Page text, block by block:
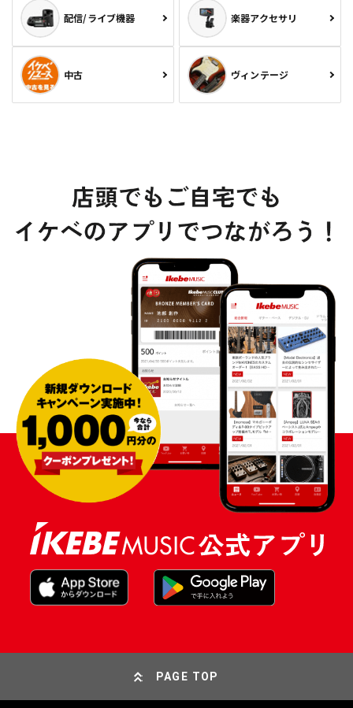
配信/ライブ機器 楽器アクセサリ
中古 ヴィンテージ
PAGE TOP